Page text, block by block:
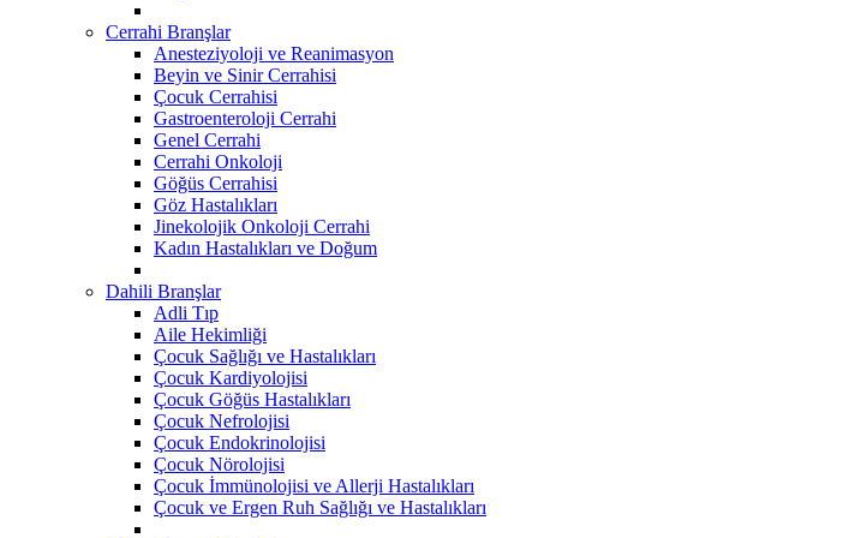
Cerrahi Branşlar
Anesteziyoloji ve Reanimasyon
Beyin ve Sinir Cerrahisi
Çocuk Cerrahisi
Gastroenteroloji Cerrahi
Genel Cerrahi
Cerrahi Onkoloji
Göğüs Cerrahisi
Göz Hastalıkları
Jinekolojik Onkoloji Cerrahi
Kadın Hastalıkları ve Doğum
Dahili Branşlar
Adli Tıp
Aile Hekimliği
Çocuk Sağlığı ve Hastalıkları
Çocuk Kardiyolojisi
Çocuk Göğüs Hastalıkları
Çocuk Nefrolojisi
Çocuk Endokrinolojisi
Çocuk Nörolojisi
Çocuk İmmünolojisi ve Allerji Hastalıkları
Çocuk ve Ergen Ruh Sağlığı ve Hastalıkları